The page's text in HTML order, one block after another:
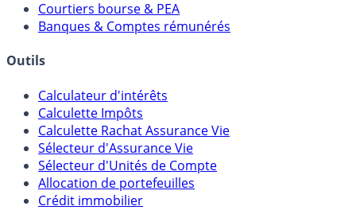
Courtiers bourse & PEA
Banques & Comptes rémunérés
Outils
Calculateur d'intérêts
Calculette Impôts
Calculette Rachat Assurance Vie
Sélecteur d'Assurance Vie
Sélecteur d'Unités de Compte
Allocation de portefeuilles
Crédit immobilier